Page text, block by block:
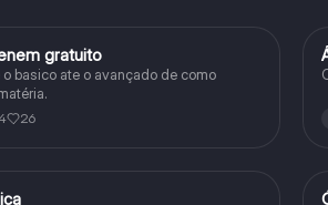
gratuito
basico ate o avançado de como
26